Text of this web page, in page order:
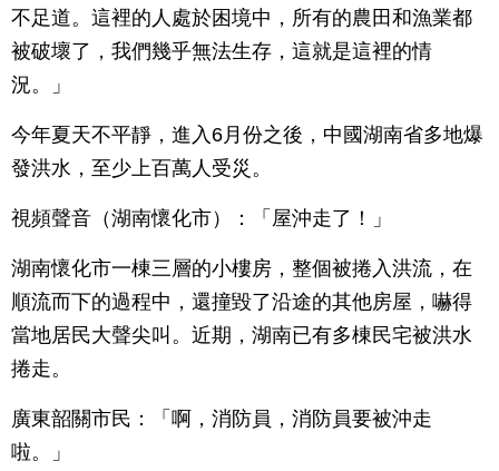
不足道。這裡的人處於困境中，所有的農田和漁業都
被破壞了，我們幾乎無法生存，這就是這裡的情
況。」
今年夏天不平靜，進入6月份之後，中國湖南省多地爆
發洪水，至少上百萬人受災。
視頻聲音（湖南懷化市）：「屋沖走了！」
湖南懷化市一棟三層的小樓房，整個被捲入洪流，在
順流而下的過程中，還撞毀了沿途的其他房屋，嚇得
當地居民大聲尖叫。近期，湖南已有多棟民宅被洪水
捲走。
廣東韶關市民：「啊，消防員，消防員要被沖走
啦。」